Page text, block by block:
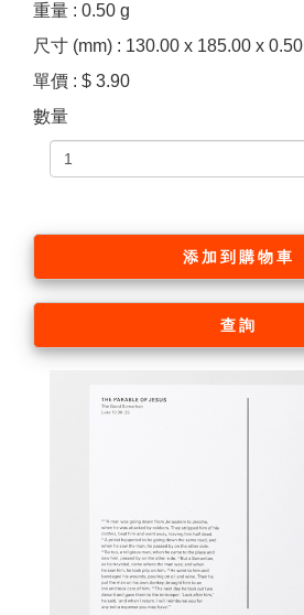
重量 : 0.50 g
尺寸 (mm) : 130.00 x 185.00 x 0.50
單價 : $ 3.90
數量
添加到購物車
查詢